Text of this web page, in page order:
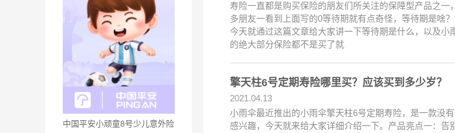
中国平安小顽童8号少儿意外险
寿险一直都是购买保险的朋友们所关注的保障型产品之
多朋友一看到上面写的0等待期就有点奇怪，等待期是啥
今天就通过这篇文章给大家讲一下等待期是什么，以及
的绝大部分保险都不是买了就
擎天柱6号定期寿险哪里买？应该买到多少岁？
2021.04.13
小雨伞最近推出的小雨伞擎天柱6号定期寿险，是一款没
感兴趣，今天就来给大家详细介绍一下。产品亮点一：